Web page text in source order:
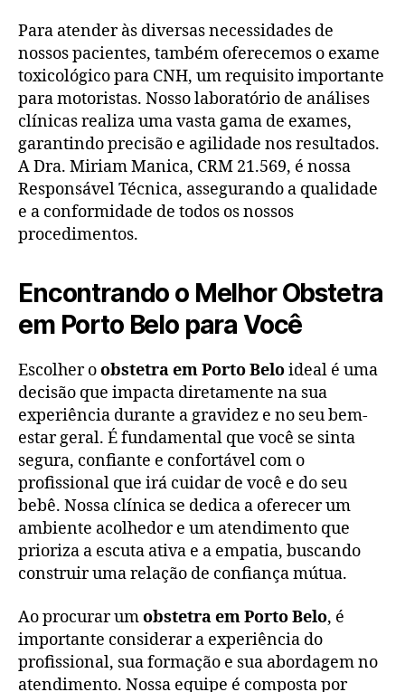
Para atender às diversas necessidades de
nossos pacientes, também oferecemos o exame
toxicológico para CNH, um requisito importante
para motoristas. Nosso laboratório de análises
clínicas realiza uma vasta gama de exames,
garantindo precisão e agilidade nos resultados.
A Dra. Miriam Manica, CRM 21.569, é nossa
Responsável Técnica, assegurando a qualidade
e a conformidade de todos os nossos
procedimentos.
Encontrando o Melhor Obstetra
em Porto Belo para Você
Escolher oobstetra em Porto Beloideal é uma
decisão que impacta diretamente na sua
experiência durante a gravidez e no seu bem-
estar geral. É fundamental que você se sinta
segura, confiante e confortável com o
profissional que irá cuidar de você e do seu
bebê. Nossa clínica se dedica a oferecer um
ambiente acolhedor e um atendimento que
prioriza a escuta ativa e a empatia, buscando
construir uma relação de confiança mútua.
Ao procurar umobstetra em Porto Belo, é
importante considerar a experiência do
profissional, sua formação e sua abordagem no
atendimento. Nossa equipe é composta por